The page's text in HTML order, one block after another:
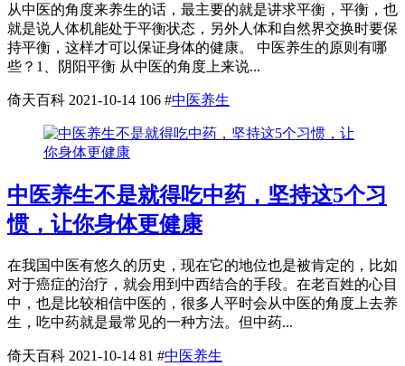
从中医的角度来养生的话，最主要的就是讲求平衡，平衡，也
就是说人体机能处于平衡状态，另外人体和自然界交换时要保
持平衡，这样才可以保证身体的健康。 中医养生的原则有哪
些？1、阴阳平衡 从中医的角度上来说...
倚天百科 2021-10-14 106 #中医养生
中医养生不是就得吃中药，坚持这5个习
惯，让你身体更健康
在我国中医有悠久的历史，现在它的地位也是被肯定的，比如
对于癌症的治疗，就会用到中西结合的手段。在老百姓的心目
中，也是比较相信中医的，很多人平时会从中医的角度上去养
生，吃中药就是最常见的一种方法。但中药...
倚天百科 2021-10-14 81 #中医养生